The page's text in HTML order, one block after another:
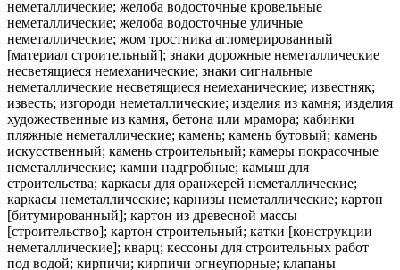
неметаллические; желоба водосточные кровельные
неметаллические; желоба водосточные уличные
неметаллические; жом тростника агломерированный
[материал строительный]; знаки дорожные неметаллические
несветящиеся немеханические; знаки сигнальные
неметаллические несветящиеся немеханические; известняк;
известь; изгороди неметаллические; изделия из камня; изделия
художественные из камня, бетона или мрамора; кабинки
пляжные неметаллические; камень; камень бутовый; камень
искусственный; камень строительный; камеры покрасочные
неметаллические; камни надгробные; камыш для
строительства; каркасы для оранжерей неметаллические;
каркасы неметаллические; карнизы неметаллические; картон
[битумированный]; картон из древесной массы
[строительство]; картон строительный; катки [конструкции
неметаллические]; кварц; кессоны для строительных работ
под водой; кирпичи; кирпичи огнеупорные; клапаны